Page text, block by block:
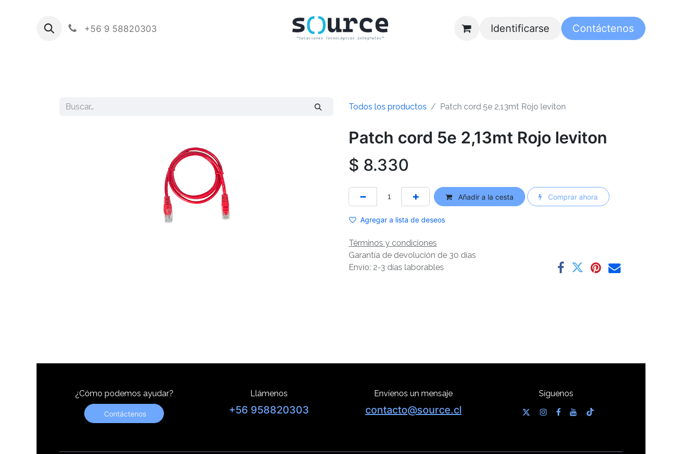
+56 9 58820303 Identificarse Contáctenos
Todos los productos Patch cord 5e 2,13mt Rojo leviton
Patch cord 5e 2,13mt Rojo leviton
$ 8.330
Añadir a la cesta Comprar ahora
Agregar a lista de deseos
Términos y condiciones
Garantía de devolución de 30 días
Envío: 2-3 días laborables
¿Cómo podemos ayudar?
Contáctenos
Llámenos
+56 958820303
Envíenos un mensaje
contacto@source.cl
Síguenos